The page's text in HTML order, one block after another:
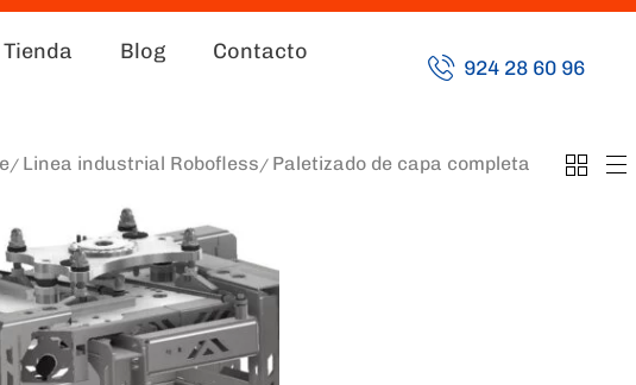
Tienda Blog Contacto
924 28 60 96
Linea industrial Robofless Paletizado de capa completa